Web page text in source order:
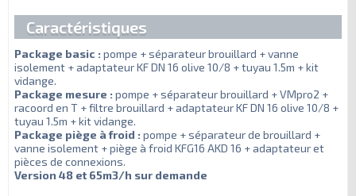
Caractéristiques
Package basic : pompe + séparateur brouillard + vanne
isolement + adaptateur KF DN 16 olive 10/8 + tuyau 1.5m + kit
vidange.
Package mesure : pompe + séparateur brouillard + VMpro2 +
racoord en T + filtre brouillard + adaptateur KF DN 16 olive 10/8 +
tuyau 1.5m + kit vidange.
Package piège à froid : pompe + séparateur de brouillard +
vanne isolement + piège à froid KFG16 AKD 16 + adaptateur et
pièces de connexions.
Version 48 et 65m3/h sur demande